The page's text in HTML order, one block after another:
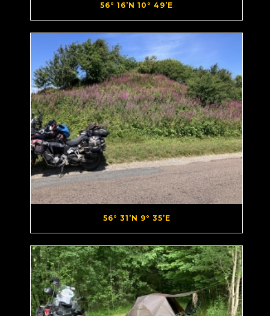
56° 16’N 10° 49’E
56° 31’N 9° 35’E